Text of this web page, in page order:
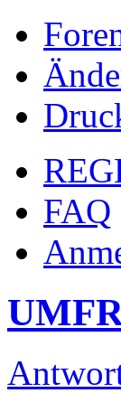
FAQ